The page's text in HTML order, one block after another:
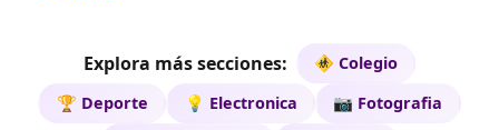
Explora más secciones:
🚸 Colegio
🏆 Deporte
💡 Electronica
📷 Fotografia